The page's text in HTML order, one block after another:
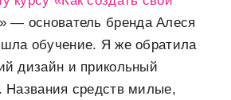
» — основатель бренда Алеся
обучение. Я же обратила
дизайн и прикольный
Названия средств милые,